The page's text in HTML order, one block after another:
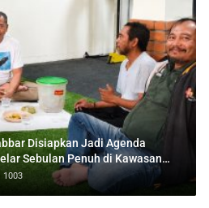
Disiapkan Jadi Agenda
Sebulan Penuh di Kawasan
Jabbar
1003